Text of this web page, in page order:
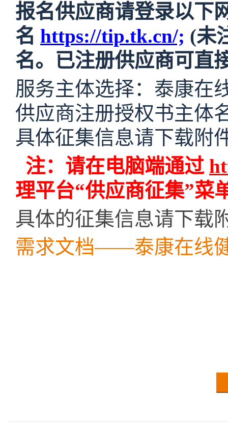
报名供应商请登录以下
名 https://tip.tk.cn/; (未
名。已注册供应商可直
服务主体选择： 泰康在
供应商注册授权书主体
具体征集信息请下载附
注：请在电脑端通过
理平台“供应商征集”菜
具体的征集信息请下载
需求文档——泰康在线